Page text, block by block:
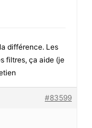
différence. Les
filtres, ça aide (je
#83599